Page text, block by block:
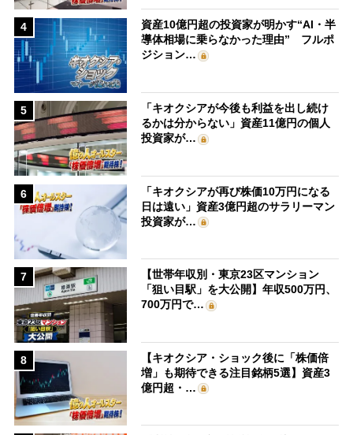
4
資産10億円超の投資家が明かす“AI・半
導体相場に乗らなかった理由” フルポ
ジション…
5
「キオクシアが今後も利益を出し続け
るかは分からない」資産11億円の個人
投資家が…
6
「キオクシアが再び株価10万円になる
日は遠い」資産3億円超のサラリーマン
投資家が…
7
【世帯年収別・東京23区マンション
「狙い目駅」を大公開】年収500万円、
700万円で…
8
【キオクシア・ショック後に「株価倍
増」も期待できる注目銘柄5選】資産3
億円超・…